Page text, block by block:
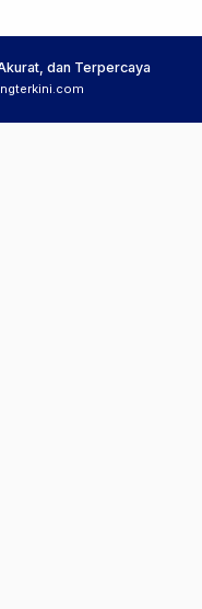
dan Terpercaya